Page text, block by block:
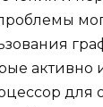
активно
для